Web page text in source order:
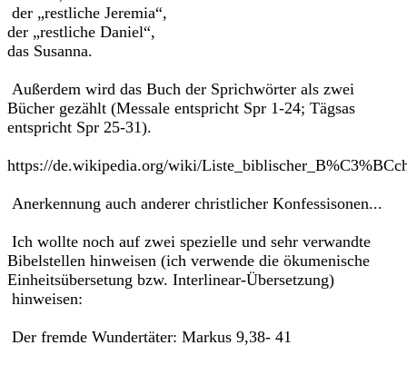
der „restliche Jeremia“,
der „restliche Daniel“,
das Susanna.
Außerdem wird das Buch der Sprichwörter als zwei
Bücher gezählt (Messale entspricht Spr 1-24; Tägsas
entspricht Spr 25-31).
https://de.wikipedia.org/wiki/
Anerkennung auch anderer christlicher Konfessisonen...
Ich wollte noch auf zwei spezielle und sehr verwandte
Bibelstellen hinweisen (ich verwende die ökumenische
Einheitsübersetung bzw. Interlinear-Übersetzung)
hinweisen:
Der fremde Wundertäter: Markus 9,38- 41